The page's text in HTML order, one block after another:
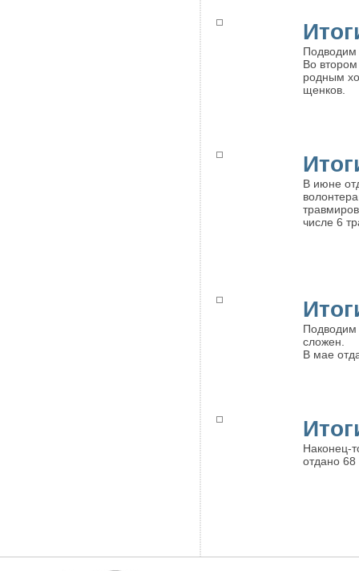
Подводим
Во
родным
щенков.
В июне
числе 6
Подводим
сложен.
В мае
Наконец-
отдано 68